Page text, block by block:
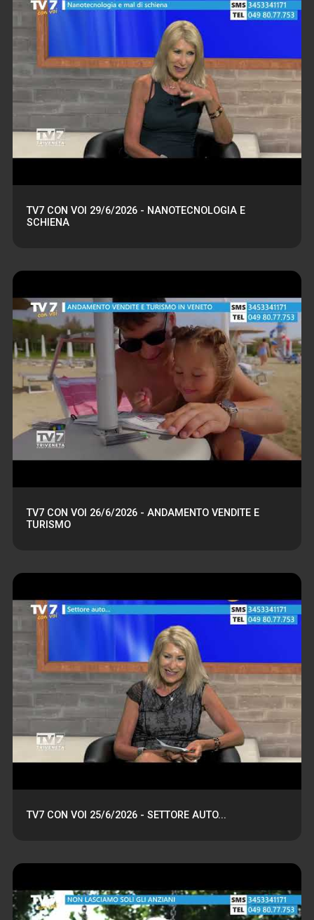
TV7 CON VOI 29/6/2026 - NANOTECNOLOGIA E
SCHIENA
TV7 CON VOI 26/6/2026 - ANDAMENTO VENDITE E
TURISMO
TV7 CON VOI 25/6/2026 - SETTORE AUTO...